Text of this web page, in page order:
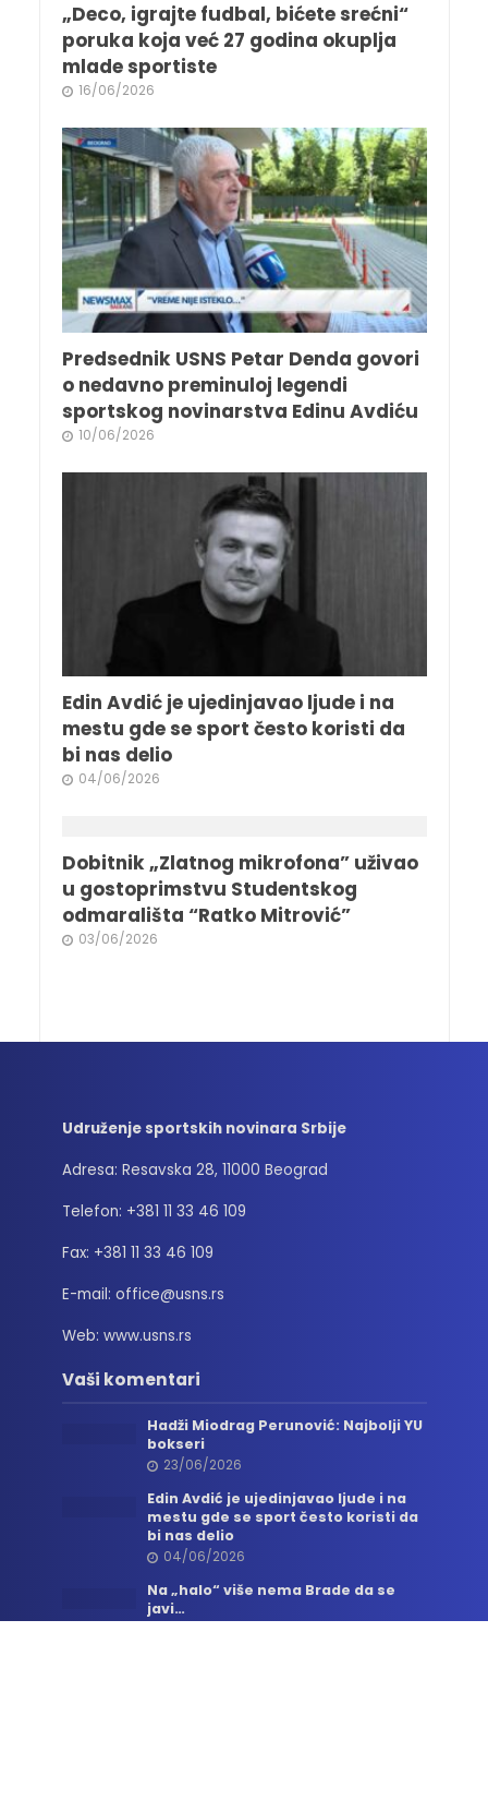
„Deco, igrajte fudbal, bićete srećni“
poruka koja već 27 godina okuplja
mlade sportiste
16/06/2026
Predsednik USNS Petar Denda govori
o nedavno preminuloj legendi
sportskog novinarstva Edinu Avdiću
10/06/2026
Edin Avdić je ujedinjavao ljude i na
mestu gde se sport često koristi da
bi nas delio
04/06/2026
Dobitnik „Zlatnog mikrofona” uživao
u gostoprimstvu Studentskog
odmarališta “Ratko Mitrović”
03/06/2026
Udruženje sportskih novinara Srbije
Adresa: Resavska 28, 11000 Beograd
Telefon: +381 11 33 46 109
Fax: +381 11 33 46 109
E-mail: office@usns.rs
Web: www.usns.rs
Vaši komentari
Hadži Miodrag Perunović: Najbolji YU
bokseri
23/06/2026
Edin Avdić je ujedinjavao ljude i na
mestu gde se sport često koristi da
bi nas delio
04/06/2026
Na „halo“ više nema Brade da se
javi…